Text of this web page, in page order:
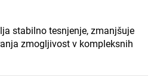
stabilno tesnjenje, zmanjšuje
zmogljivost v kompleksnih